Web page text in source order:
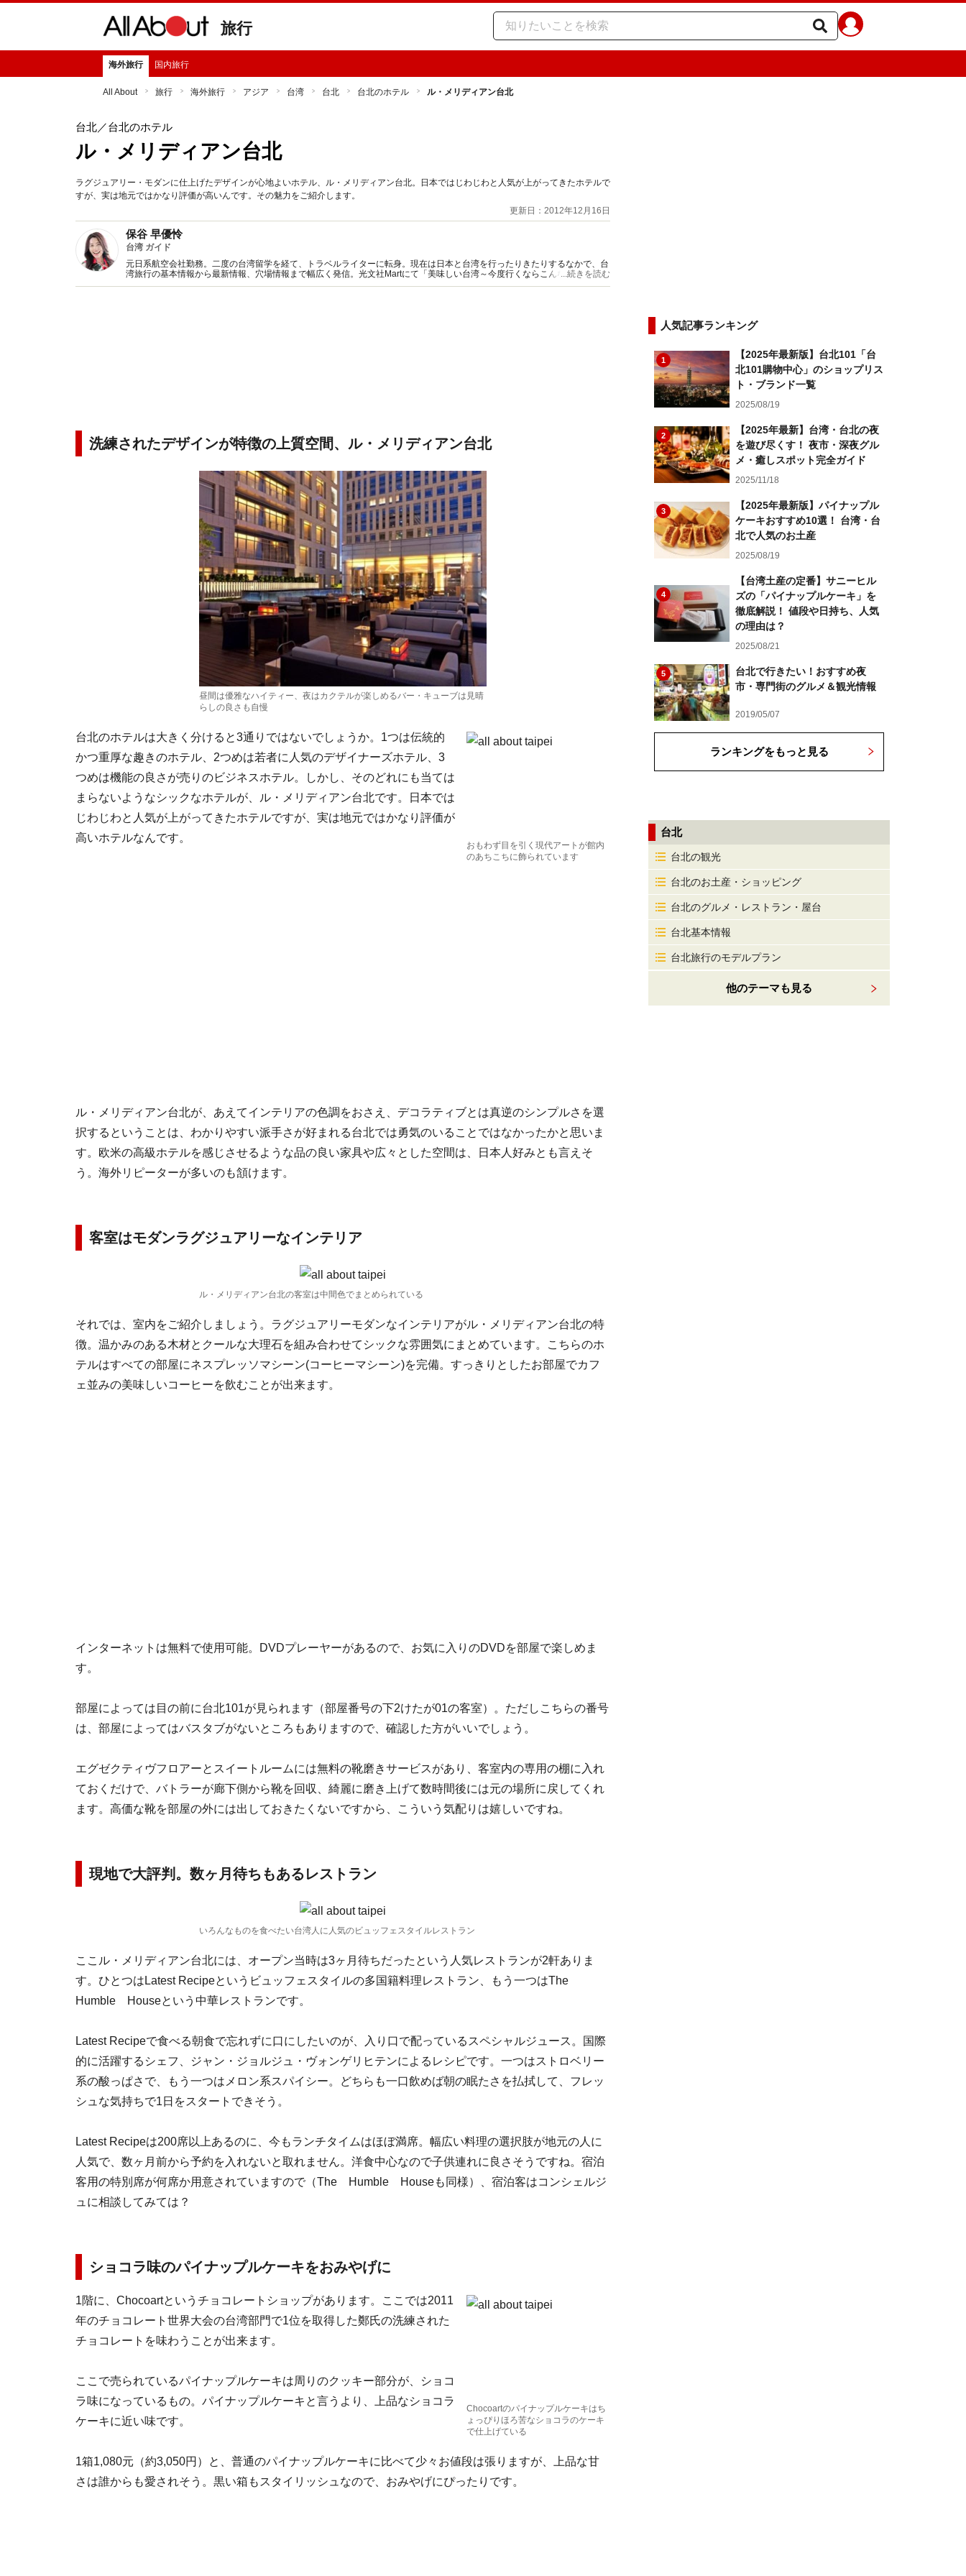
旅行
海外旅行 国内旅行
All About 旅行 海外旅行 アジア 台湾 台北 台北のホテル ル・メリディアン台北
台北／台北のホテル
ル・メリディアン台北
ラグジュアリー・モダンに仕上げたデザインが心地よいホテル、ル・メリディアン台北。日本ではじわじわと人気が上がってきたホテルで
すが、実は地元ではかなり評価が高いんです。その魅力をご紹介します。
更新日：2012年12月16日
保谷 早優怜
台湾 ガイド
元日系航空会社勤務。二度の台湾留学を経て、トラベルライターに転身。現在は日本と台湾を行ったりきたりするなかで、台
湾旅行の基本情報から最新情報、穴場情報まで幅広く発信。光文社Martにて「美味しい台湾～今度行くならこんな店」連載。
...続きを読む
洗練されたデザインが特徴の上質空間、ル・メリディアン台北
昼間は優雅なハイティー、夜はカクテルが楽しめるバー・キューブは見晴
らしの良さも自慢
おもわず目を引く現代アートが館内
のあちこちに飾られています
台北のホテルは大きく分けると3通りではないでしょうか。1つは伝統的
かつ重厚な趣きのホテル、2つめは若者に人気のデザイナーズホテル、3
つめは機能の良さが売りのビジネスホテル。しかし、そのどれにも当ては
まらないようなシックなホテルが、ル・メリディアン台北です。日本では
じわじわと人気が上がってきたホテルですが、実は地元ではかなり評価が
高いホテルなんです。
ル・メリディアン台北が、あえてインテリアの色調をおさえ、デコラティブとは真逆のシンプルさを選
択するということは、わかりやすい派手さが好まれる台北では勇気のいることではなかったかと思いま
す。欧米の高級ホテルを感じさせるような品の良い家具や広々とした空間は、日本人好みとも言えそ
う。海外リピーターが多いのも頷けます。
客室はモダンラグジュアリーなインテリア
ル・メリディアン台北の客室は中間色でまとめられている
それでは、室内をご紹介しましょう。ラグジュアリーモダンなインテリアがル・メリディアン台北の特
徴。温かみのある木材とクールな大理石を組み合わせてシックな雰囲気にまとめています。こちらのホ
テルはすべての部屋にネスプレッソマシーン(コーヒーマシーン)を完備。すっきりとしたお部屋でカフ
ェ並みの美味しいコーヒーを飲むことが出来ます。
インターネットは無料で使用可能。DVDプレーヤーがあるので、お気に入りのDVDを部屋で楽しめま
す。
部屋によっては目の前に台北101が見られます（部屋番号の下2けたが01の客室）。ただしこちらの番号
は、部屋によってはバスタブがないところもありますので、確認した方がいいでしょう。
エグゼクティヴフロアーとスイートルームには無料の靴磨きサービスがあり、客室内の専用の棚に入れ
ておくだけで、バトラーが廊下側から靴を回収、綺麗に磨き上げて数時間後には元の場所に戻してくれ
ます。高価な靴を部屋の外には出しておきたくないですから、こういう気配りは嬉しいですね。
現地で大評判。数ヶ月待ちもあるレストラン
いろんなものを食べたい台湾人に人気のビュッフェスタイルレストラン
ここル・メリディアン台北には、オープン当時は3ヶ月待ちだったという人気レストランが2軒ありま
す。ひとつはLatest Recipeというビュッフェスタイルの多国籍料理レストラン、もう一つはThe
Humble Houseという中華レストランです。
Latest Recipeで食べる朝食で忘れずに口にしたいのが、入り口で配っているスペシャルジュース。国際
的に活躍するシェフ、ジャン・ジョルジュ・ヴォンゲリヒテンによるレシピです。一つはストロベリー
系の酸っぱさで、もう一つはメロン系スパイシー。どちらも一口飲めば朝の眠たさを払拭して、フレッ
シュな気持ちで1日をスタートできそう。
Latest Recipeは200席以上あるのに、今もランチタイムはほぼ満席。幅広い料理の選択肢が地元の人に
人気で、数ヶ月前から予約を入れないと取れません。洋食中心なので子供連れに良さそうですね。宿泊
客用の特別席が何席か用意されていますので（The Humble Houseも同様）、宿泊客はコンシェルジ
ュに相談してみては？
ショコラ味のパイナップルケーキをおみやげに
Chocoartのパイナップルケーキはち
ょっぴりほろ苦なショコラのケーキ
で仕上げている
1階に、Chocoartというチョコレートショップがあります。ここでは2011
年のチョコレート世界大会の台湾部門で1位を取得した鄭氏の洗練された
チョコレートを味わうことが出来ます。
ここで売られているパイナップルケーキは周りのクッキー部分が、ショコ
ラ味になっているもの。パイナップルケーキと言うより、上品なショコラ
ケーキに近い味です。
1箱1,080元（約3,050円）と、普通のパイナップルケーキに比べて少々お値段は張りますが、上品な甘
さは誰からも愛されそう。黒い箱もスタイリッシュなので、おみやげにぴったりです。
人気記事ランキング
1
【2025年最新版】台北101「台
北101購物中心」のショップリス
ト・ブランド一覧
2025/08/19
2
【2025年最新】台湾・台北の夜
を遊び尽くす！ 夜市・深夜グル
メ・癒しスポット完全ガイド
2025/11/18
3
【2025年最新版】パイナップル
ケーキおすすめ10選！ 台湾・台
北で人気のお土産
2025/08/19
4
【台湾土産の定番】サニーヒル
ズの「パイナップルケーキ」を
徹底解説！ 値段や日持ち、人気
の理由は？
2025/08/21
5
台北で行きたい！おすすめ夜
市・専門街のグルメ＆観光情報
2019/05/07
ランキングをもっと見る
台北
台北の観光
台北のお土産・ショッピング
台北のグルメ・レストラン・屋台
台北基本情報
台北旅行のモデルプラン
他のテーマも見る